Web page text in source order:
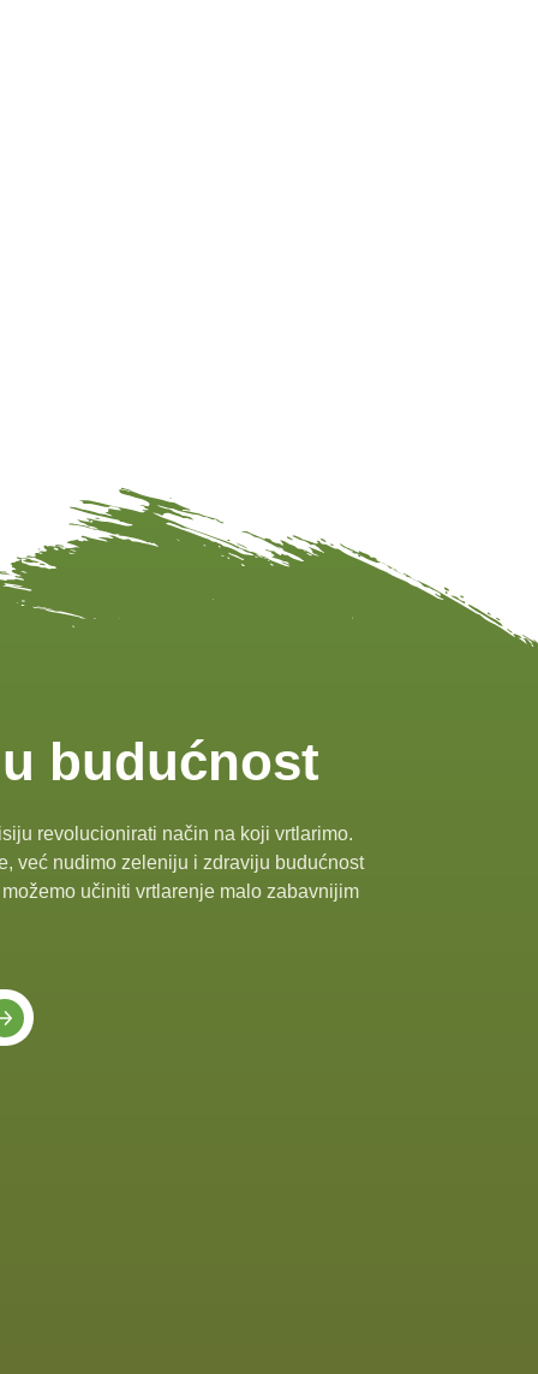
budućnost
revolucionirati način na koji vrtlarimo.
već nudimo zeleniju i zdraviju budućnost
učiniti vrtlarenje malo zabavnijim